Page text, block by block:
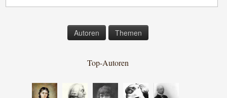
Autoren Themen
Top-Autoren